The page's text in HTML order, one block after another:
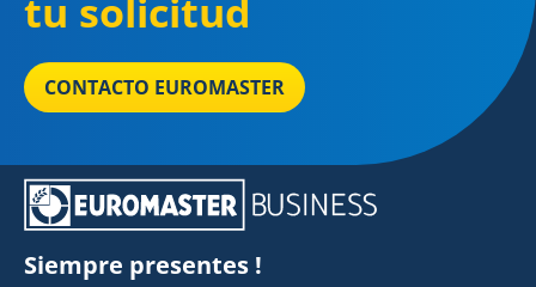
tu solicitud
CONTACTO EUROMASTER
Siempre presentes !